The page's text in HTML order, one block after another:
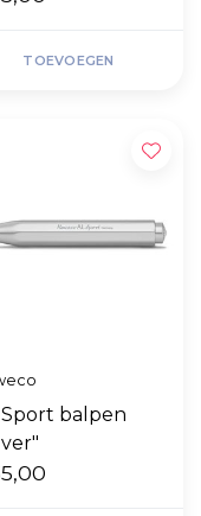
TOEVOEGEN
Sport balpen